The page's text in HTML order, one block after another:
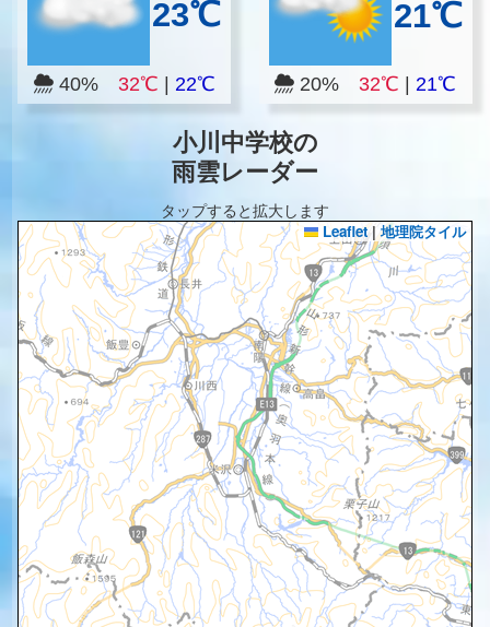
23℃
40% 32℃ 22℃
21℃
20%32℃ |21℃
小川中学校の
雨雲レーダー
タップすると拡大します
Leaflet | 地理院タイル